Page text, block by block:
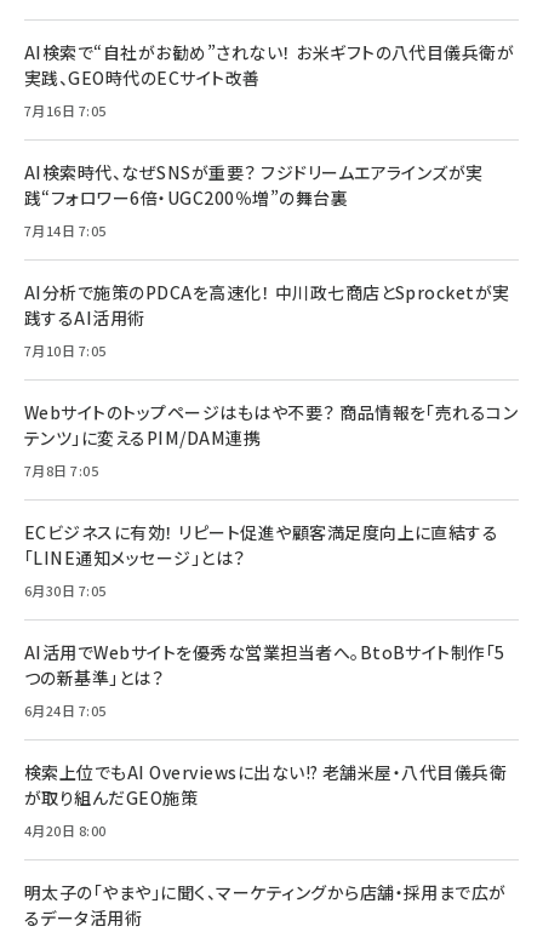
AI検索で“自社がお勧め”されない！ お米ギフトの八代目儀兵衛が
実践、GEO時代のECサイト改善
7月16日 7:05
AI検索時代、なぜSNSが重要？ フジドリームエアラインズが実
践“フォロワー6倍・UGC200％増”の舞台裏
7月14日 7:05
AI分析で施策のPDCAを高速化！ 中川政七商店とSprocketが実
践するAI活用術
7月10日 7:05
Webサイトのトップページはもはや不要？ 商品情報を「売れるコン
テンツ」に変えるPIM/DAM連携
7月8日 7:05
ECビジネスに有効！ リピート促進や顧客満足度向上に直結する
「LINE通知メッセージ」とは？
6月30日 7:05
AI活用でWebサイトを優秀な営業担当者へ。BtoBサイト制作「5
つの新基準」とは？
6月24日 7:05
検索上位でもAI Overviewsに出ない!? 老舗米屋・八代目儀兵衛
が取り組んだGEO施策
4月20日 8:00
明太子の「やまや」に聞く、マーケティングから店舗・採用まで広が
るデータ活用術